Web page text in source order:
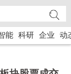
能 科研 企业 动